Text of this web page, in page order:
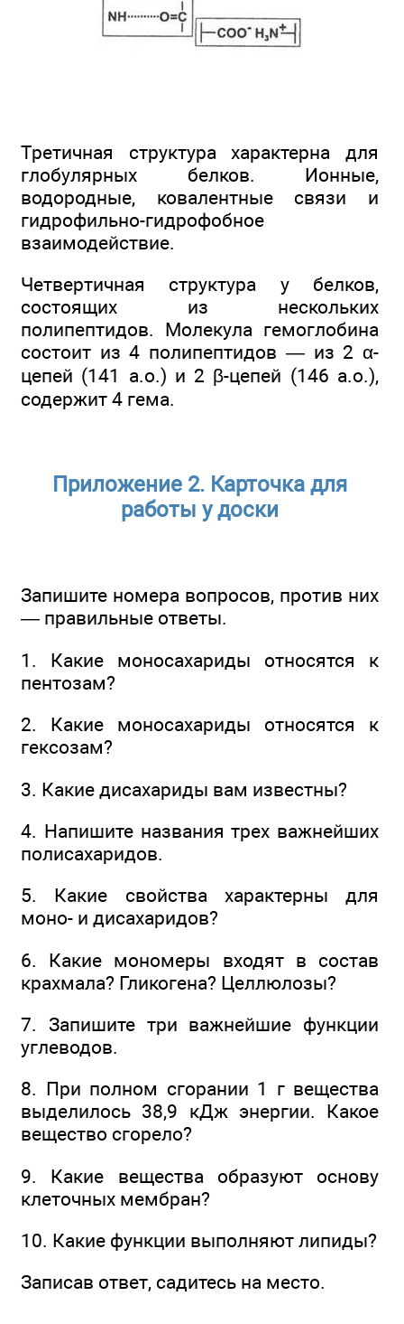
Третичная структура характерна для
глобулярных белков. Ионные,
водородные, ковалентные связи и
гидрофильно-гидрофобное
взаимодействие.
Четвертичная структура у белков,
состоящих из нескольких
полипептидов. Молекула гемоглобина
состоит из 4 полипептидов — из 2 α-
цепей (141 а.о.) и 2 β-цепей (146 а.о.),
содержит 4 гема.
Приложение 2. Карточка для
работы у доски
Запишите номера вопросов, против них
— правильные ответы.
1. Какие моносахариды относятся к
пентозам?
2. Какие моносахариды относятся к
гексозам?
3. Какие дисахариды вам известны?
4. Напишите названия трех важнейших
полисахаридов.
5. Какие свойства характерны для
моно- и дисахаридов?
6. Какие мономеры входят в состав
крахмала? Гликогена? Целлюлозы?
7. Запишите три важнейшие функции
углеводов.
8. При полном сгорании 1 г вещества
выделилось 38,9 кДж энергии. Какое
вещество сгорело?
9. Какие вещества образуют основу
клеточных мембран?
10. Какие функции выполняют липиды?
Записав ответ, садитесь на место.